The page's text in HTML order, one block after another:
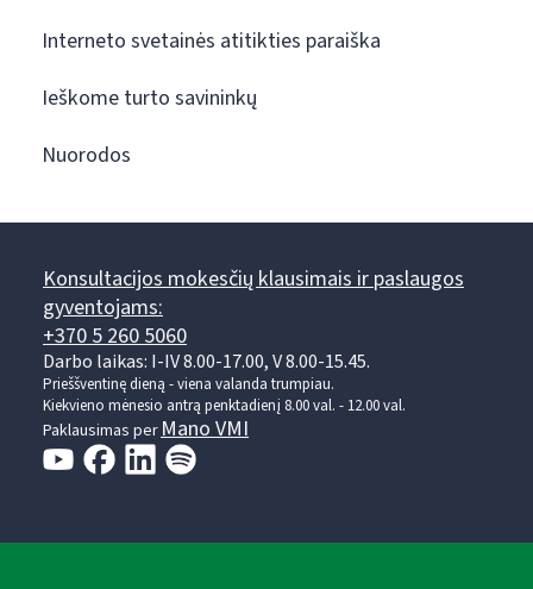
Interneto svetainės atitikties paraiška
Ieškome turto savininkų
Nuorodos
Konsultacijos mokesčių klausimais ir paslaugos
gyventojams:
+370 5 260 5060
Darbo laikas: I-IV 8.00-17.00, V 8.00-15.45.
Prieššventinę dieną - viena valanda trumpiau.
Kiekvieno mėnesio antrą penktadienį 8.00 val. - 12.00 val.
Paklausimas per Mano VMI